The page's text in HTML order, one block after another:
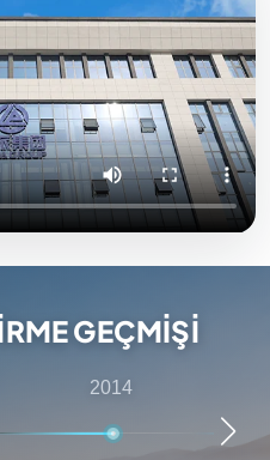
müşterilerin uygun maliyetli
karşılamayı taahhüt
sağlıyoruz. Rippa ayrıca
sahiptir ve satış
desteğe kadar tek
ürün seçimi, teslimat ve
GEÇMIŞI
2014